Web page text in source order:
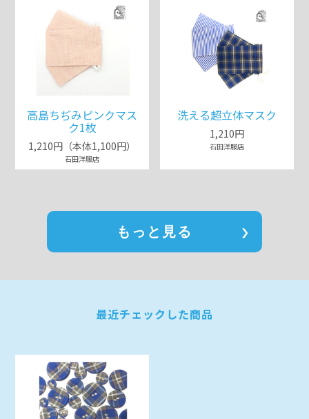
高島ちぢみピンクマス
ク1枚
1,210円（本体1,100円）
石田洋服店
洗える超立体マスク
1,210円
石田洋服店
もっと見る
最近チェックした商品